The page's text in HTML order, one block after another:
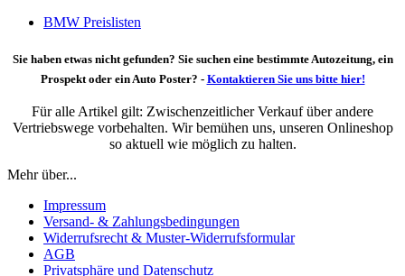
BMW Preislisten
Sie haben etwas nicht gefunden? Sie suchen eine bestimmte Autozeitung, ein
Prospekt oder ein Auto Poster? - Kontaktieren Sie uns bitte hier!
Für alle Artikel gilt: Zwischenzeitlicher Verkauf über andere
Vertriebswege vorbehalten. Wir bemühen uns, unseren Onlineshop
so aktuell wie möglich zu halten.
Mehr über...
Impressum
Versand- & Zahlungsbedingungen
Widerrufsrecht & Muster-Widerrufsformular
AGB
Privatsphäre und Datenschutz